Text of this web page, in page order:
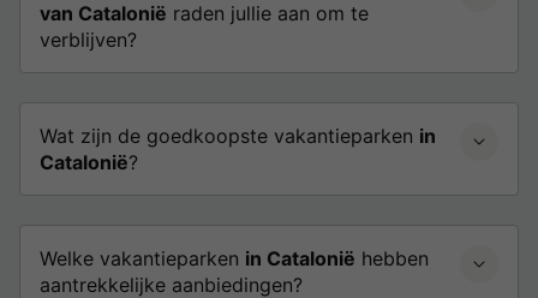
van Catalonië raden jullie aan om te
verblijven?
Wat zijn de goedkoopste vakantieparken in
Catalonië?
Welke vakantieparken in Catalonië hebben
aantrekkelijke aanbiedingen?